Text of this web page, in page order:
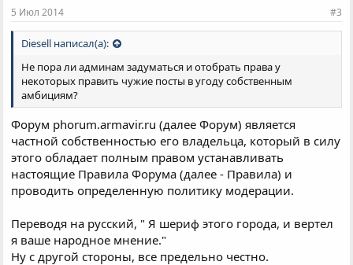
5 Июл 2014 #3
Diesell написал(а):
Не пора ли админам задуматься и отобрать права у
некоторых править чужие посты в угоду собственным
амбициям?
Форум phorum.armavir.ru (далее Форум) является
частной собственностью его владельца, который в силу
этого обладает полным правом устанавливать
настоящие Правила Форума (далее - Правила) и
проводить определенную политику модерации.
Переводя на русский, " Я шериф этого города, и вертел
я ваше народное мнение."
Ну с другой стороны, все предельно честно.